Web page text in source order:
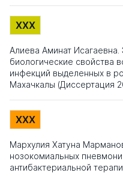
XXX
Алиева Аминат Исагаевна.
биологические свойства
инфекций выделенных в
Махачкалы (Диссертация
XXX
Мархулия Хатуна
нозокомиальных
антибактериальной